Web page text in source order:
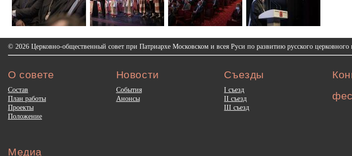
© 2026 Церковно-общественный совет при Патриархе Московском и всея Руси по развитию русского церковного
О совете
Состав
План работы
Проекты
Положение
Новости
События
Анонсы
Съезды
I съезд
II съезд
III съезд
Медиа